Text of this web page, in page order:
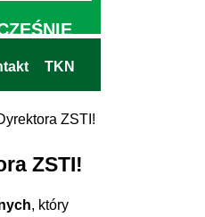
TKN
ZSTI!
ZSTI!
, który